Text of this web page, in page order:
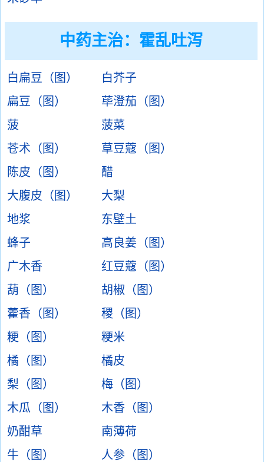
中药主治： 霍乱吐泻
白扁豆（图）
白芥子
扁豆（图）
荜澄茄（图）
菠
菠菜
苍术（图）
草豆蔻（图）
陈皮（图）
醋
大腹皮（图）
大梨
地浆
东壁土
蜂子
高良姜（图）
广木香
红豆蔻（图）
葫（图）
胡椒（图）
藿香（图）
稷（图）
粳（图）
粳米
橘（图）
橘皮
梨（图）
梅（图）
木瓜（图）
木香（图）
奶酣草
南薄荷
牛（图）
人参（图）